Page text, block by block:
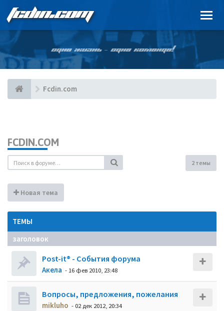
FCDIN.COM
ОДНА ЖИЗНЬ – ОДНА КОМАНДА!
Fcdin.com
FCDIN.COM
2 темы
Новая тема
ТЕМЫ
заголовок
Post-it® - События форума
Акела - 16 фев 2010, 23:48
Вопросы, предложения, пожелания
mikluho - 02 дек 2012, 20:34